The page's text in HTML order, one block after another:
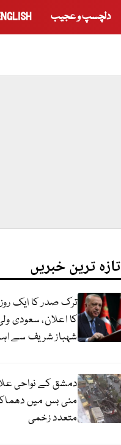
دلچسپ و عجیب
تازہ ترین خبریں
ترک صدر کا ایک
کا اعلان، سعودی
شہباز شریف سے
دمشق کے نواحی
متعدد زخمی